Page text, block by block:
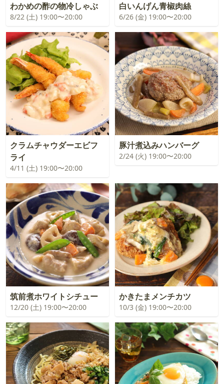
わかめの酢の物冷しゃぶ
8/22 (土) 19:00〜20:00
白いんげん青椒肉絲
6/26 (金) 19:00〜20:00
クラムチャウダーエビフ
ライ
4/11 (土) 19:00〜20:00
豚汁煮込みハンバーグ
2/24 (火) 19:00〜20:00
筑前煮ホワイトシチュー
12/20 (土) 19:00〜20:00
かきたまメンチカツ
10/3 (金) 19:00〜20:00